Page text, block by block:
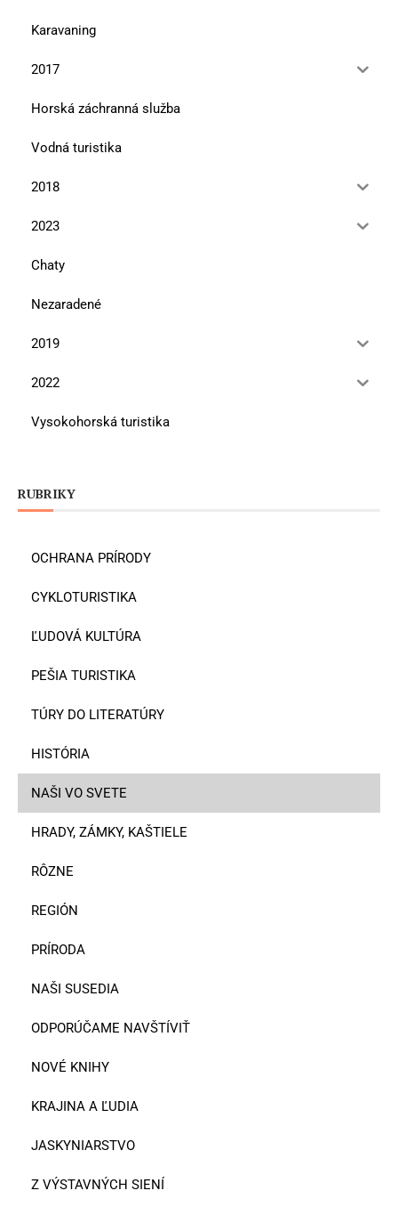
Karavaning
2017
Horská záchranná služba
Vodná turistika
2018
2023
Chaty
Nezaradené
2019
2022
Vysokohorská turistika
RUBRIKY
OCHRANA PRÍRODY
CYKLOTURISTIKA
ĽUDOVÁ KULTÚRA
PEŠIA TURISTIKA
TÚRY DO LITERATÚRY
HISTÓRIA
NAŠI VO SVETE
HRADY, ZÁMKY, KAŠTIELE
RÔZNE
REGIÓN
PRÍRODA
NAŠI SUSEDIA
ODPORÚČAME NAVŠTÍVIŤ
NOVÉ KNIHY
KRAJINA A ĽUDIA
JASKYNIARSTVO
Z VÝSTAVNÝCH SIENÍ